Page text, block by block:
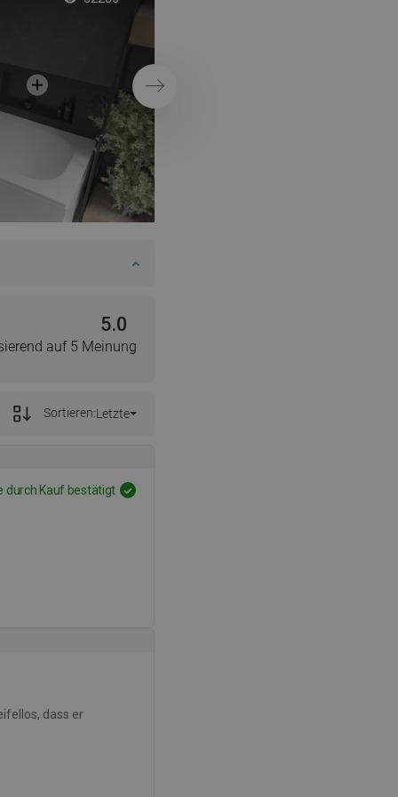
Weiter
5.0
auf 5 Meinung
Sortieren:Letzte
durch Kauf bestätigt
dass er
DANISH
PORTUGUESE
CROATIAN
GREEK
SLOVENIAN